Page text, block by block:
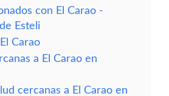
con El Carao -
Esteli
Carao
a El Carao en
cercanas a El Carao en